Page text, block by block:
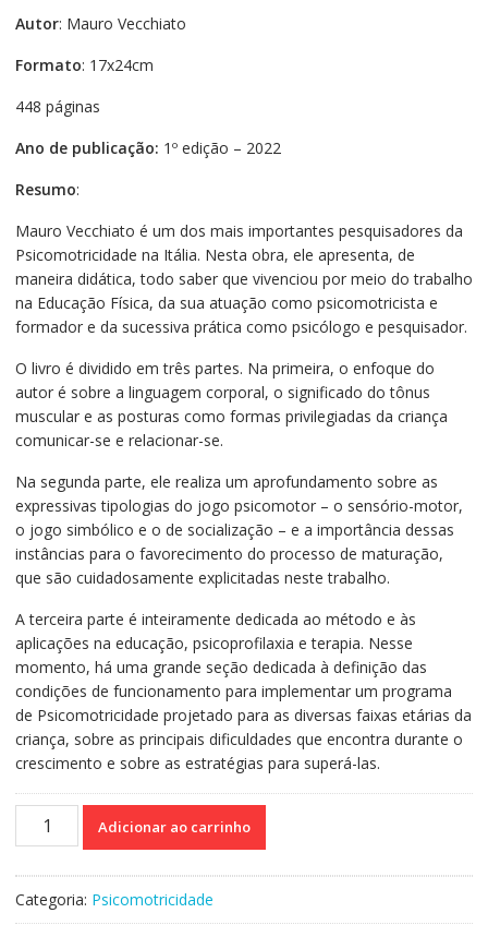
Autor: Mauro Vecchiato
Formato: 17x24cm
448 páginas
Ano de publicação: 1º edição – 2022
Resumo:
Mauro Vecchiato é um dos mais importantes pesquisadores da
Psicomotricidade na Itália. Nesta obra, ele apresenta, de
maneira didática, todo saber que vivenciou por meio do trabalho
na Educação Física, da sua atuação como psicomotricista e
formador e da sucessiva prática como psicólogo e pesquisador.
O livro é dividido em três partes. Na primeira, o enfoque do
autor é sobre a linguagem corporal, o significado do tônus
muscular e as posturas como formas privilegiadas da criança
comunicar-se e relacionar-se.
Na segunda parte, ele realiza um aprofundamento sobre as
expressivas tipologias do jogo psicomotor – o sensório-motor,
o jogo simbólico e o de socialização – e a importância dessas
instâncias para o favorecimento do processo de maturação,
que são cuidadosamente explicitadas neste trabalho.
A terceira parte é inteiramente dedicada ao método e às
aplicações na educação, psicoprofilaxia e terapia. Nesse
momento, há uma grande seção dedicada à definição das
condições de funcionamento para implementar um programa
de Psicomotricidade projetado para as diversas faixas etárias da
criança, sobre as principais dificuldades que encontra durante o
crescimento e sobre as estratégias para superá-las.
Psicomotricidade
Adicionar ao carrinho
Categoria: Psicomotricidade